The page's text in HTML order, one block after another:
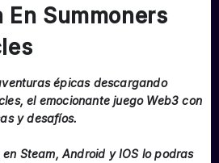
En Summoners
épicas descargando
el emocionante juego Web3 con
y desafíos.
Steam, Android y IOS lo podras